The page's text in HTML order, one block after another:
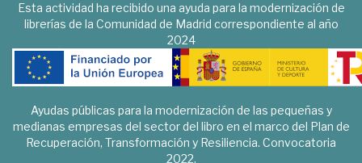
Esta actividad ha recibido una ayuda para la modernización de
librerías de la Comunidad de Madrid correspondiente al año
2024
Ayudas públicas para la modernización de las pequeñas y
medianas empresas del sector del libro en el marco del Plan de
Recuperación, Transformación y Resiliencia. Convocatoria
2022.